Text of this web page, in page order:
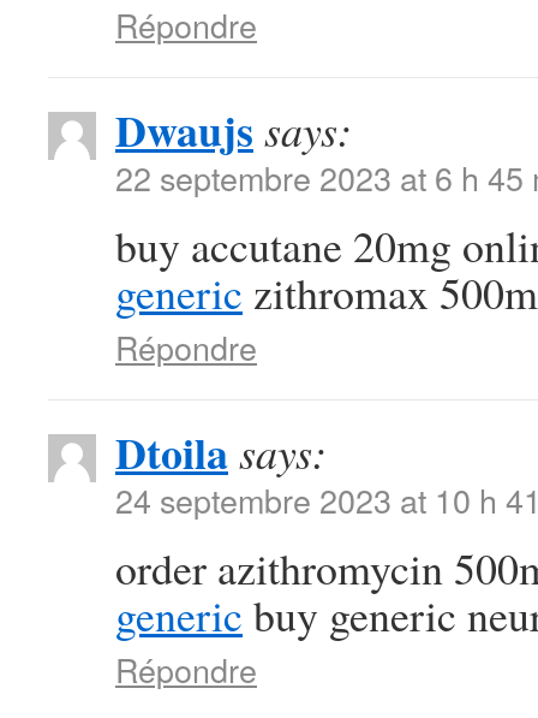
Répondre
Dwaujs says:
22 septembre 2023 at 6 h 45
buy accutane 20mg
generic zithromax
Répondre
Dtoilasays:
24 septembre 2023 at 10 h
order azithromycin
generic buy generic
Répondre